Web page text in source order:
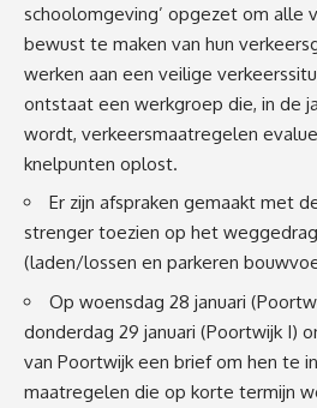
schoolomgeving’ opgezet om alle
bewust te maken van hun
werken aan een veilige
ontstaat een werkgroep die, in de
wordt, verkeersmaatregelen
knelpunten oplost.
Er zijn afspraken gemaakt met
strenger toezien op het
(laden/lossen en parkeren
Op woensdag 28 januari
donderdag 29 januari (Poortwijk I)
van Poortwijk een brief om hen te
maatregelen die op korte termijn